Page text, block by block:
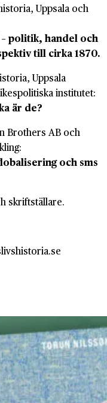
Uppsala och
politik, handel och
till cirka 1870.
Uppsala
institutet:
är de?
Brothers AB och
och sms
skriftställare.